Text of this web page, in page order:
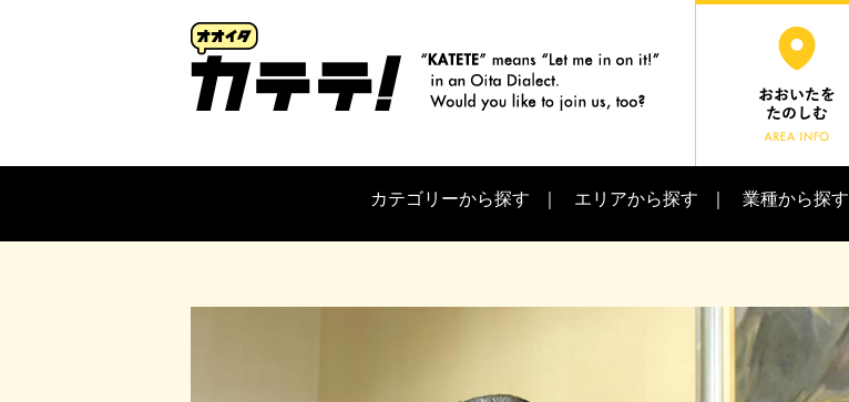
カテゴリーから探す エリアから探す 業種から探す